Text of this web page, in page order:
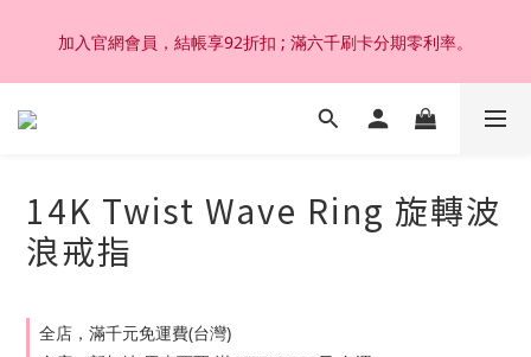
加入官網會員，結帳享92折扣 ; 滿六千刷卡分期零利率。
加入官網會員，結帳享92折扣 ; 滿六千刷卡分期零利率。
韓國設計製作。純14K 18K金，非鍍金非注金；洗澡，運動(汗
加入官網會員，結帳享92折扣 ; 滿六千刷卡分期零利率。
14K Twist Wave Ring 旋轉波
浪戒指
全店，滿千元免運費(台灣)